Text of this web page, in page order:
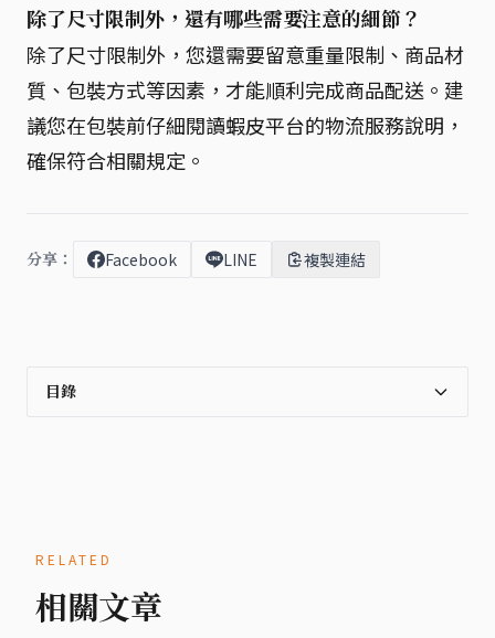
除了尺寸限制外，還有哪些需要注意的細節？
除了尺寸限制外，您還需要留意重量限制、商品材
質、包裝方式等因素，才能順利完成商品配送。建
議您在包裝前仔細閱讀蝦皮平台的物流服務說明，
確保符合相關規定。
分享： Facebook LINE 複製連結
目錄
RELATED
相關文章